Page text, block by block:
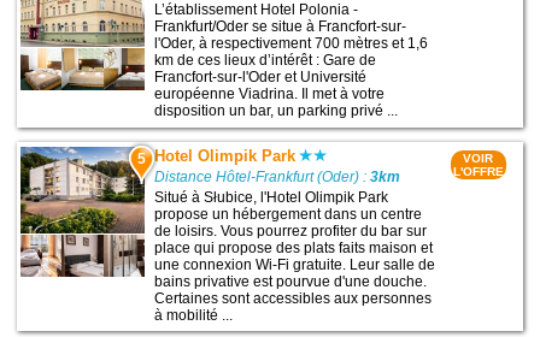
L’établissement Hotel Polonia -
Frankfurt/Oder se situe à Francfort-sur-
l'Oder, à respectivement 700 mètres et 1,6
km de ces lieux d’intérêt : Gare de
Francfort-sur-l'Oder et Université
européenne Viadrina. Il met à votre
disposition un bar, un parking privé ...
5 Hotel Olimpik Park
Distance Hôtel-Frankfurt (Oder) :3km
Situé à Słubice, l'Hotel Olimpik Park
propose un hébergement dans un centre
de loisirs. Vous pourrez profiter du bar sur
place qui propose des plats faits maison et
une connexion Wi-Fi gratuite. Leur salle de
bains privative est pourvue d'une douche.
Certaines sont accessibles aux personnes
à mobilité ...
VOIR
L'OFFRE